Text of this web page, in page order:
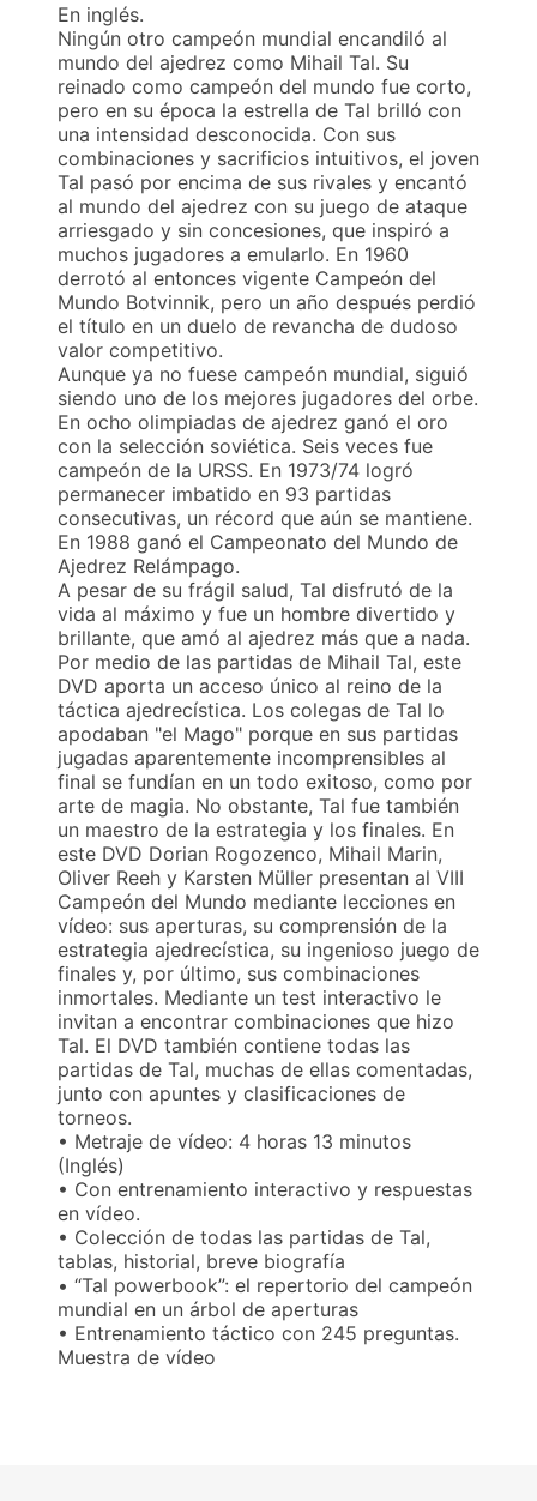
En inglés.
Ningún otro campeón mundial encandiló al
mundo del ajedrez como Mihail Tal. Su
reinado como campeón del mundo fue corto,
pero en su época la estrella de Tal brilló con
una intensidad desconocida. Con sus
combinaciones y sacrificios intuitivos, el joven
Tal pasó por encima de sus rivales y encantó
al mundo del ajedrez con su juego de ataque
arriesgado y sin concesiones, que inspiró a
muchos jugadores a emularlo. En 1960
derrotó al entonces vigente Campeón del
Mundo Botvinnik, pero un año después perdió
el título en un duelo de revancha de dudoso
valor competitivo.
Aunque ya no fuese campeón mundial, siguió
siendo uno de los mejores jugadores del orbe.
En ocho olimpiadas de ajedrez ganó el oro
con la selección soviética. Seis veces fue
campeón de la URSS. En 1973/74 logró
permanecer imbatido en 93 partidas
consecutivas, un récord que aún se mantiene.
En 1988 ganó el Campeonato del Mundo de
Ajedrez Relámpago.
A pesar de su frágil salud, Tal disfrutó de la
vida al máximo y fue un hombre divertido y
brillante, que amó al ajedrez más que a nada.
Por medio de las partidas de Mihail Tal, este
DVD aporta un acceso único al reino de la
táctica ajedrecística. Los colegas de Tal lo
apodaban "el Mago" porque en sus partidas
jugadas aparentemente incomprensibles al
final se fundían en un todo exitoso, como por
arte de magia. No obstante, Tal fue también
un maestro de la estrategia y los finales. En
este DVD Dorian Rogozenco, Mihail Marin,
Oliver Reeh y Karsten Müller presentan al VIII
Campeón del Mundo mediante lecciones en
vídeo: sus aperturas, su comprensión de la
estrategia ajedrecística, su ingenioso juego de
finales y, por último, sus combinaciones
inmortales. Mediante un test interactivo le
invitan a encontrar combinaciones que hizo
Tal. El DVD también contiene todas las
partidas de Tal, muchas de ellas comentadas,
junto con apuntes y clasificaciones de
torneos.
• Metraje de vídeo: 4 horas 13 minutos
(Inglés)
• Con entrenamiento interactivo y respuestas
en vídeo.
• Colección de todas las partidas de Tal,
tablas, historial, breve biografía
• “Tal powerbook”: el repertorio del campeón
mundial en un árbol de aperturas
• Entrenamiento táctico con 245 preguntas.
Muestra de vídeo